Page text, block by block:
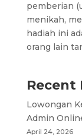
pemberian
menikah,
hadiah ini
orang lain
Recent
Lowongan
Admin
April 24, 2026